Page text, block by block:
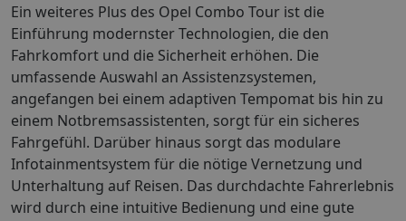
Ein weiteres Plus des Opel Combo Tour ist die
Einführung modernster Technologien, die den
Fahrkomfort und die Sicherheit erhöhen. Die
umfassende Auswahl an Assistenzsystemen,
angefangen bei einem adaptiven Tempomat bis hin zu
einem Notbremsassistenten, sorgt für ein sicheres
Fahrgefühl. Darüber hinaus sorgt das modulare
Infotainmentsystem für die nötige Vernetzung und
Unterhaltung auf Reisen. Das durchdachte Fahrerlebnis
wird durch eine intuitive Bedienung und eine gute